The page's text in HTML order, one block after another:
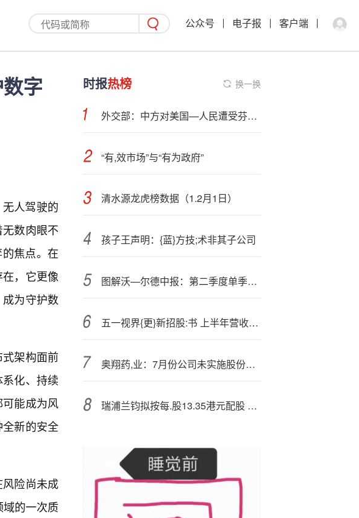
公众号 电子报 客户端
字
人驾驶的
数肉眼不
焦点。在
，它更像
为守护数
架构面前
化、持续
能成为风
新的安全
险尚未成
域的一次质
时报热榜 换一换
外交部：中方对美国—人民遭受芬太尼危机表示同情，对继续同美方开展合作持开放态度
“有,效市场”与“有为政府”
清水源龙虎榜数据（1.2月1日）
孩子王声明：{蓝}方技;术非其子公司
图解沃—尔德中报：第二季度单季净利润同比下降26.20%
五一视界{更}新招股:书 上半年营收同比增长62%
奥翔药,业：7月份公司未实施股份回购—
瑞浦兰钧拟按每.股13.35港元配股 最多募资约8.01亿港元